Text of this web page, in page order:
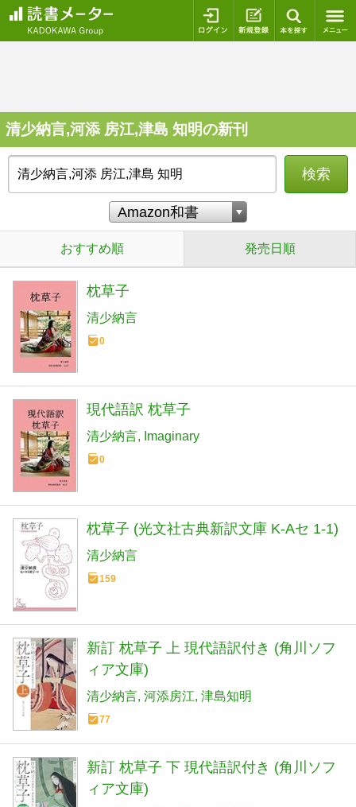
ログイン 新規登録
清少納言,河添 房江,津島 知明の新刊
検索
おすすめ順 発売日順
枕草子
清少納言
0
現代語訳 枕草子
清少納言 Imaginary
0
枕草子 (光文社古典新訳文庫 K-Aセ 1-1)
清少納言
159
新訂 枕草子 上 現代語訳付き (角川ソフ
ィア文庫)
清少納言 河添房江 津島知明
77
新訂 枕草子 下 現代語訳付き (角川ソフ
ィア文庫)